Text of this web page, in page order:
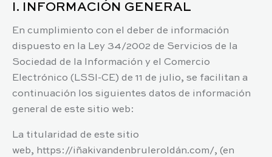
I. INFORMACIÓN GENERAL
En cumplimiento con el deber de información
dispuesto en la Ley 34/2002 de Servicios de la
Sociedad de la Información y el Comercio
Electrónico (LSSI-CE) de 11 de julio, se facilitan a
continuación los siguientes datos de información
general de este sitio web:
La titularidad de este sitio
web, https://iñakivandenbruleroldán.com/, (en